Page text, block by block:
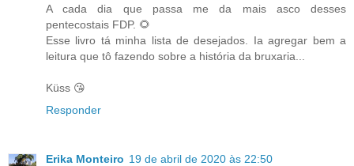
A cada dia que passa me da mais asco desses
pentecostais FDP. 🌻
Esse livro tá minha lista de desejados. Ia agregar bem a
leitura que tô fazendo sobre a história da bruxaria...
Küss 😘
Responder
Erika Monteiro 19 de abril de 2020 às 22:50